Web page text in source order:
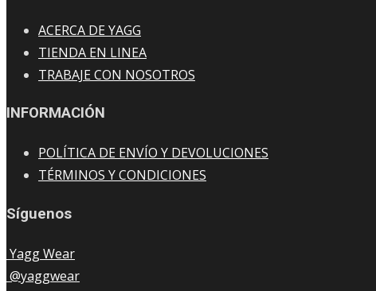
ACERCA DE YAGG
TIENDA EN LINEA
TRABAJE CON NOSOTROS
INFORMACIÓN
POLÍTICA DE ENVÍO Y DEVOLUCIONES
TÉRMINOS Y CONDICIONES
Síguenos
Yagg Wear
@yaggwear